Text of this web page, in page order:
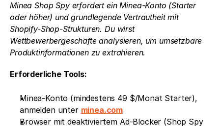
Minea Shop Spy erfordert ein Minea-Konto (Starter
oder höher) und grundlegende Vertrautheit mit
Shopify-Shop-Strukturen. Du wirst
Wettbewerbergeschäfte analysieren, um umsetzbare
Produktinformationen zu extrahieren.
Erforderliche Tools:
Minea-Konto (mindestens 49 $/Monat Starter),
anmelden unter minea.com
Browser mit deaktiviertem Ad-Blocker (Shop Spy